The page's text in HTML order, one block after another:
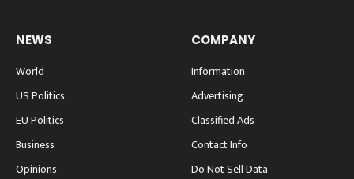
NEWS
World
US Politics
EU Politics
Business
Opinions
COMPANY
Information
Advertising
Classified Ads
Contact Info
Do Not Sell Data